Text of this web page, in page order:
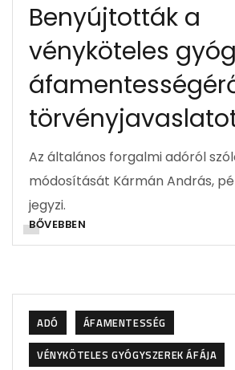
Benyújtották a
vényköteles
Az általános forgalmi adóról
módosítását Kármán András,
jegyzi.
BŐVEBBEN
ADÓ
ÁFAMENTESSÉG
VÉNYKÖTELES GYÓGYSZEREK ÁFÁJA